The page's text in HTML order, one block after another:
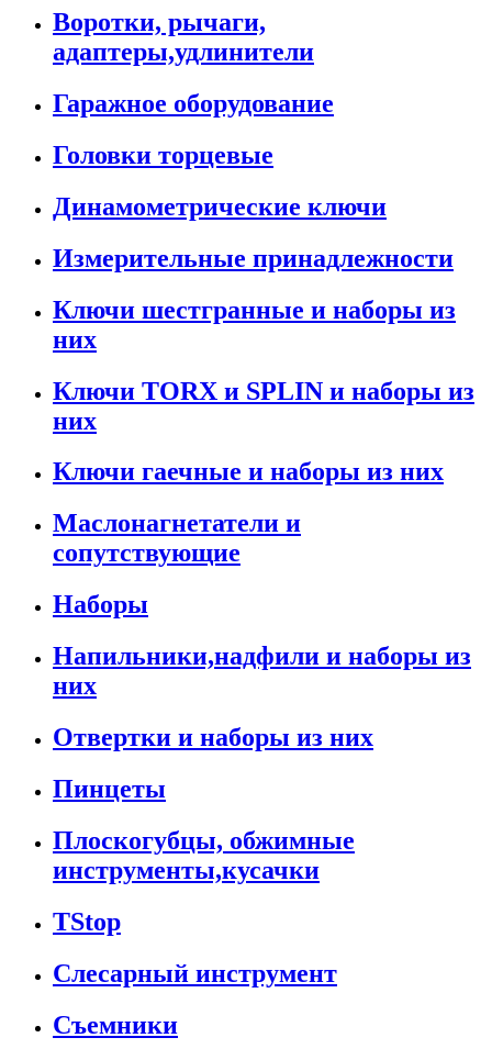
Воротки, рычаги,
адаптеры,удлинители
Гаражное оборудование
Головки торцевые
Динамометрические ключи
Измерительные принадлежности
Ключи шестгранные и наборы из
них
Ключи TORX и SPLIN и наборы из
них
Ключи гаечные и наборы из них
Маслонагнетатели и
сопутствующие
Наборы
Напильники,надфили и наборы из
них
Отвертки и наборы из них
Пинцеты
Плоскогубцы, обжимные
инструменты,кусачки
TStop
Слесарный инструмент
Съемники